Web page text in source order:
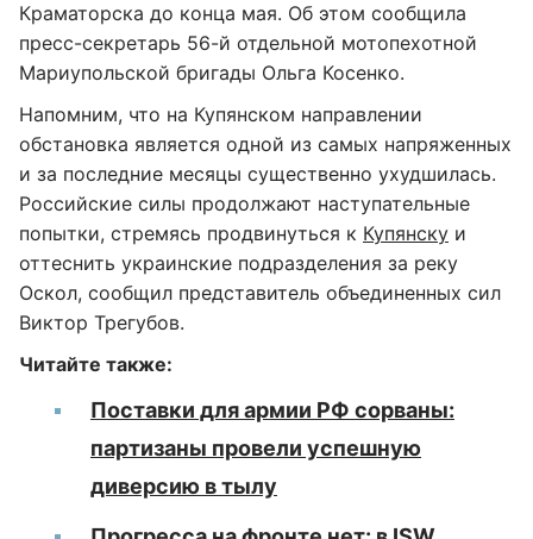
Краматорска до конца мая. Об этом сообщила
пресс-секретарь 56-й отдельной мотопехотной
Мариупольской бригады Ольга Косенко.
Напомним, что на Купянском направлении
обстановка является одной из самых напряженных
и за последние месяцы существенно ухудшилась.
Российские силы продолжают наступательные
попытки, стремясь продвинуться к Купянску и
оттеснить украинские подразделения за реку
Оскол, сообщил представитель объединенных сил
Виктор Трегубов.
Читайте также:
Поставки для армии РФ сорваны:
партизаны провели успешную
диверсию в тылу